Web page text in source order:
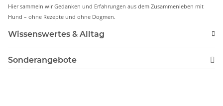
Hier sammeln wir Gedanken und Erfahrungen aus dem Zusammenleben mit
Hund – ohne Rezepte und ohne Dogmen.
Wissenswertes & Alltag
Sonderangebote